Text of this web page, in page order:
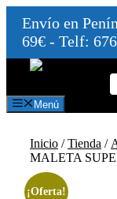
Envío en
69€ - Telf:
Saltar
contenido
Menú
Inicio /Tienda /
MALETA
¡Oferta!